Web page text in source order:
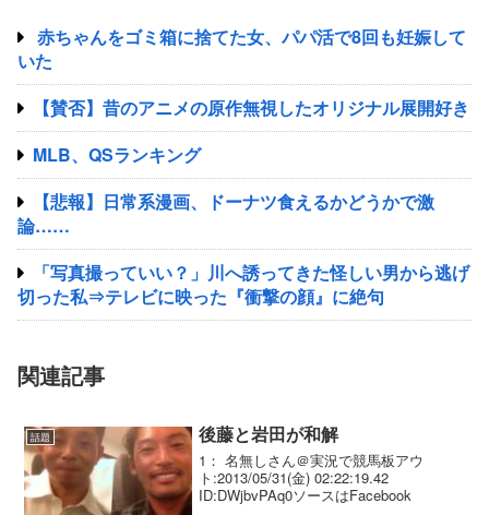
赤ちゃんをゴミ箱に捨てた女、パパ活で8回も妊娠して
いた
【賛否】昔のアニメの原作無視したオリジナル展開好き
MLB、QSランキング
【悲報】日常系漫画、ドーナツ食えるかどうかで激
論……
「写真撮っていい？」川へ誘ってきた怪しい男から逃げ
切った私⇒テレビに映った『衝撃の顔』に絶句
関連記事
話題 後藤と岩田が和解
1： 名無しさん＠実況で競馬板アウ
ト:2013/05/31(金) 02:22:19.42
ID:DWjbvPAq0ソースはFacebook